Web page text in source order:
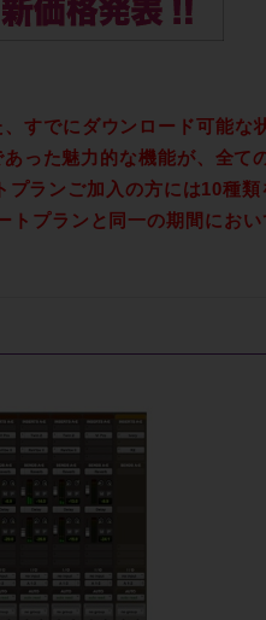
すでにダウンロード可能な
った魅力的な機能が、全て
ランご加入の方には10種類
トプランと同一の期間におい